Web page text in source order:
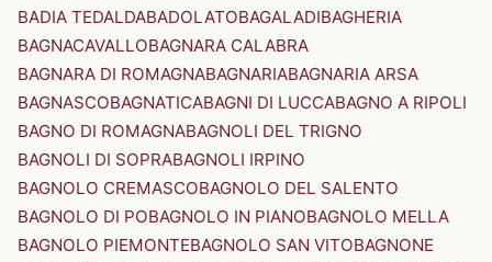
BADIA TEDALDABADOLATOBAGALADIBAGHERIA
BAGNACAVALLOBAGNARA CALABRA
BAGNARA DI ROMAGNABAGNARIABAGNARIA ARSA
BAGNASCOBAGNATICABAGNI DI LUCCABAGNO A RIPOLI
BAGNO DI ROMAGNABAGNOLI DEL TRIGNO
BAGNOLI DI SOPRABAGNOLI IRPINO
BAGNOLO CREMASCOBAGNOLO DEL SALENTO
BAGNOLO DI POBAGNOLO IN PIANOBAGNOLO MELLA
BAGNOLO PIEMONTEBAGNOLO SAN VITOBAGNONE